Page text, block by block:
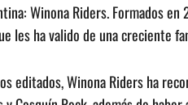
Winona Riders. Formados
les ha valido de una creciente
editados, Winona Riders ha